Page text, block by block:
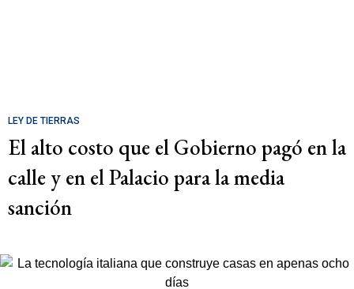
LEY DE TIERRAS
El alto costo que el Gobierno pagó en la
calle y en el Palacio para la media
sanción